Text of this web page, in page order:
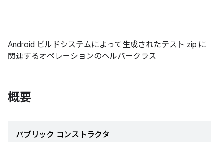
Android ビルドシステムによって生成されたテスト zip に
関連するオペレーションのヘルパークラス
概要
パブリック コンストラクタ